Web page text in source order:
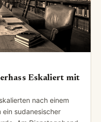
Eskaliert mit
nach einem
sudanesischer